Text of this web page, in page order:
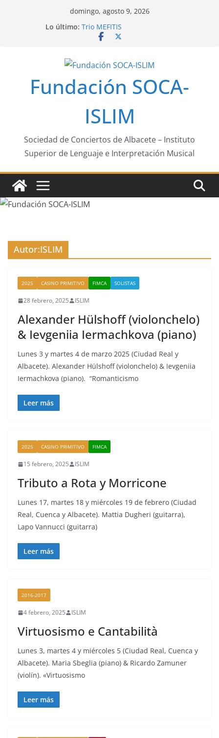
domingo, agosto 9, 2026
Lo último: Trio MEFITIS
Sophia Hase
Fundación SOCA-
ISLIM
Sociedad de Conciertos de Albacete – Instituto
Superior de Lenguaje e Interpretación Musical
Autor:ISLIM
2025 CASINO PRIMITIVO FIMCA SOLISTAS
28 febrero, 2025 ISLIM
Alexander Hülshoff (violonchelo)
& Ievgeniia Iermachkova (piano)
Lunes 3 y martes 4 de marzo 2025 (Ciudad Real y
Albacete). Alexander Hülshoff (violonchelo) & Ievgeniia
Iermachkova (piano). “Romanticismo
Leer más
2025 CASINO PRIMITIVO FIMCA
15 febrero, 2025 ISLIM
Tributo a Rota y Morricone
Lunes 17, martes 18 y miércoles 19 de febrero (Ciudad
Real, Cuenca y Albacete). Mattia Dugheri (guitarra),
Lapo Vannucci (guitarra)
Leer más
2016-2017
4 febrero, 2025 ISLIM
Virtuosismo e Cantabilità
Lunes 3, martes 4 y miércoles 5 (Ciudad Real, Cuenca y
Albacete). Maria Sbeglia (piano) & Ricardo Zamuner
(violín). «Virtuosismo
Leer más